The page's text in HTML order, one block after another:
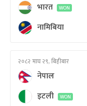
भारत WON
नामिबिया
२०८२ माघ २९, बिहीबार
नेपाल
इटली
WON